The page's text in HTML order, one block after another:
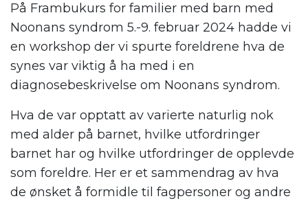
På Frambukurs for familier med barn med
Noonans syndrom 5.-9. februar 2024 hadde vi
en workshop der vi spurte foreldrene hva de
synes var viktig å ha med i en
diagnosebeskrivelse om Noonans syndrom.
Hva de var opptatt av varierte naturlig nok
med alder på barnet, hvilke utfordringer
barnet har og hvilke utfordringer de opplevde
som foreldre. Her er et sammendrag av hva
de ønsket å formidle til fagpersoner og andre